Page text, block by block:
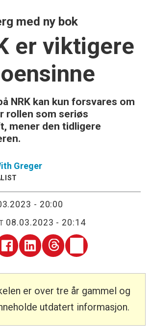
med ny bok
er viktigere
NRK kan kun forsvares om
rollen som seriøs
mener den tidligere
Greger
- 20:00
08.03.2023 - 20:14
er over tre år gammel og
utdatert informasjon.